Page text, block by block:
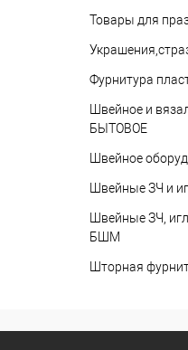
Товары для
Фурнитура
Швейное и
БЫТОВОЕ
Швейное
Швейные ЗЧ и
Швейные ЗЧ,
БШМ
Шторная